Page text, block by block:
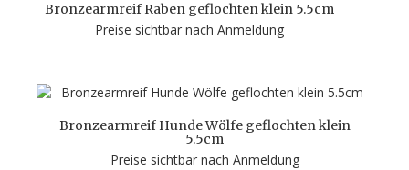
Bronzearmreif Raben geflochten klein 5.5cm
Preise sichtbar nach Anmeldung
Bronzearmreif Hunde Wölfe geflochten klein
5.5cm
Preise sichtbar nach Anmeldung